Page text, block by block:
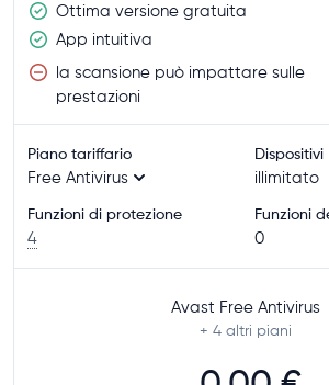
Ottima versione gratuita
App intuitiva
la scansione può impattare sulle
prestazioni
Piano tariffario
Free Antivirus
Dispositivi
illimitato
Funzioni di protezione
4
Funzioni
0
Avast Free Antivirus
+ 4 altri piani